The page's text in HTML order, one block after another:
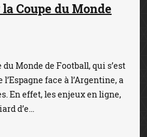
Coupe du Monde
du Monde de Football, qui s’est
face à l’Argentine, a
En effet, les enjeux en ligne,
d’e...